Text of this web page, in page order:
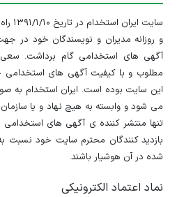
و روزانه مدیران و نویسندگان خود در
آگهی های استخدامی گام برداشت. سعی
مطلوب و با کیفیت آگهی های استخدامی
این سایت بوده است. ایران استخدام به
می شود و وابسته به هیچ نهاد و یا
تنها منتشر کننده ی آگهی های استخدامی
بازدید کنندگان محترم سایت خود
شده در آن هوشیار باشند.
نماد اعتماد الکترونیکی